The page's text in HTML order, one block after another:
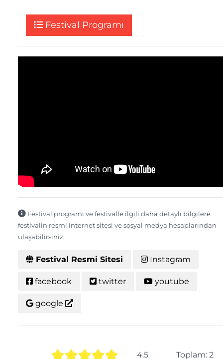
Festival Programı
Festival programı ve festivalle ilgili daha detaylı bilgilere
festivalin resmi internet sitesi ve sosyal medya hesaplarından
ulaşabilirsiniz.
Festival Resmi Sitesi Instagram
facebook twitter youtube
google
4.5 Toplam: 2